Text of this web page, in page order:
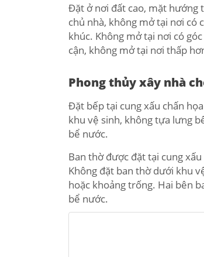
Đặt ở nơi đất cao, mặt hướng
chủ nhà, không mở tại nơi có
khúc. Không mở tại nơi có
cận, không mở tại nơi thấp
Phong thủy xây nhà
Đặt bếp tại cung xấu chấn
khu vệ sinh, không tựa lưng
bể nước.
Ban thờ được đặt tại cung
Không đặt ban thờ dưới khu
hoặc khoảng trống. Hai bên
bể nước.